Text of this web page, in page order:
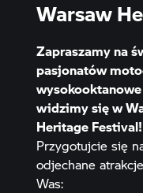
Warsaw
Zapraszamy na
pasjonatów
widzimy się w
Heritage Festival!
Przygotujcie się
odjechane
Was: